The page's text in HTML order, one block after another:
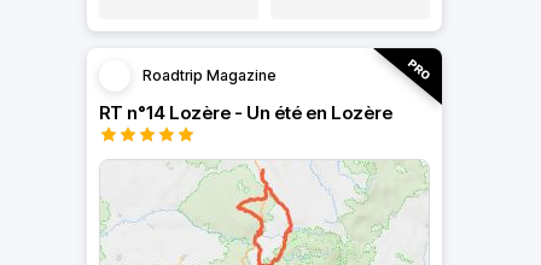
Roadtrip Magazine
RT n°14 Lozère - Un été en Lozère